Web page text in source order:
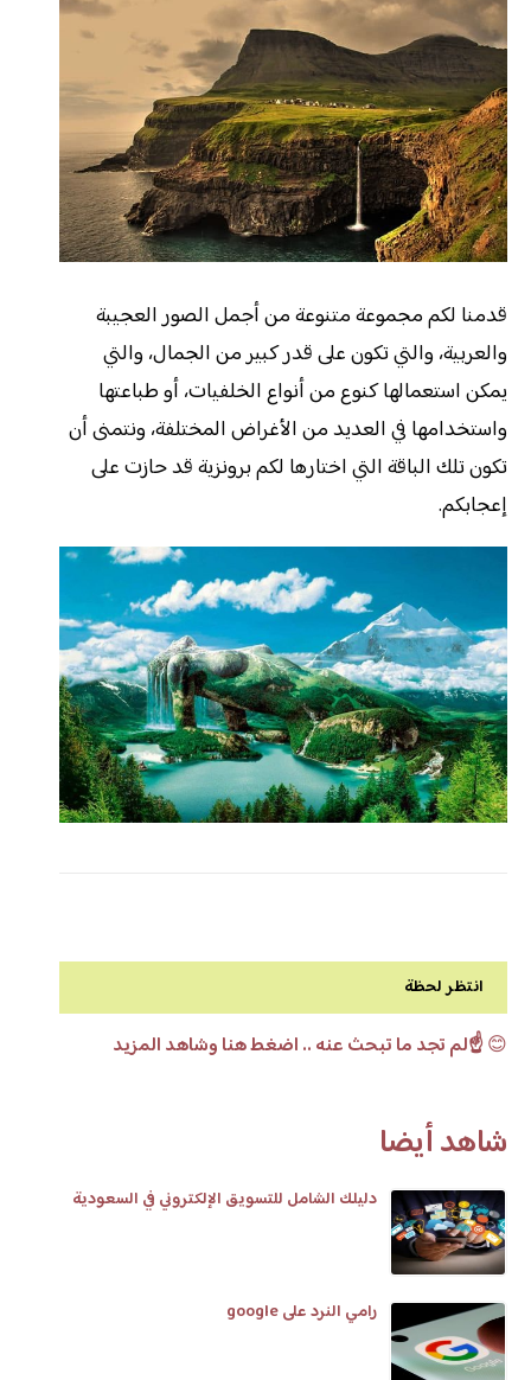
قدمنا لكم مجموعة متنوعة من أجمل الصور العجيبة
والعربية، والتي تكون على قدر كبير من الجمال، والتي
يمكن استعمالها كنوع من أنواع الخلفيات، أو طباعتها
واستخدامها في العديد من الأغراض المختلفة، ونتمنى أن
تكون تلك الباقة التي اختارها لكم برونزية قد حازت على
إعجابكم.
انتظر لحظة
😊☝️لم تجد ما تبحث عنه .. اضغط هنا وشاهد المزيد
شاهد أيضا
دليلك الشامل للتسويق الإلكتروني في السعودية
رامي النرد على google